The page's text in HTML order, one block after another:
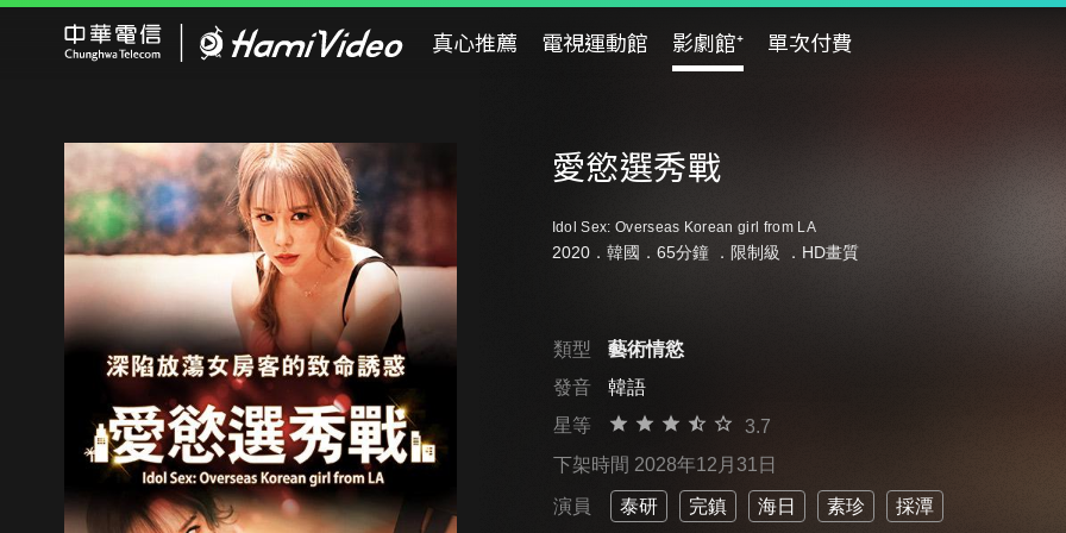
真心推薦 電視運動館 影劇館⁺ 單次付費
愛慾選秀戰
Idol Sex: Overseas Korean girl from LA
2020．韓國．65分鐘 ． 限制級 ．HD畫質
類型
藝術情慾
發音
韓語
星等
3.7
下架時間 2028年12月31日
演員 泰研 完鎮 海日 素珍 採潭